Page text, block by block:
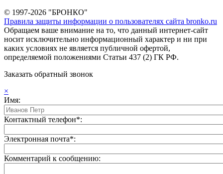
© 1997-2026 "БРОНКО"
Правила защиты информации о пользователях сайта bronko.ru
Обращаем ваше внимание на то, что данный интернет-сайт
носит исключительно информационный характер и ни при
каких условиях не является публичной офертой,
определяемой положениями Статьи 437 (2) ГК РФ.
Заказать обратный звонок
×
Имя:
Контактный телефон*:
Электронная почта*:
Комментарий к сообщению: